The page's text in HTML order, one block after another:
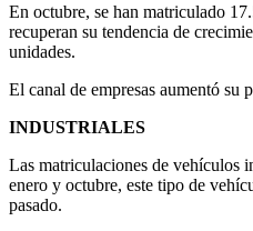
En octubre, se han matriculado
recuperan su tendencia de
unidades.
El canal de empresas aumentó su
INDUSTRIALES
Las matriculaciones de vehículos
enero y octubre, este tipo de
pasado.